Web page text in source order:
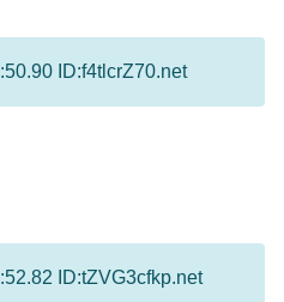
ID:f4tlcrZ70.net
ID:tZVG3cfkp.net